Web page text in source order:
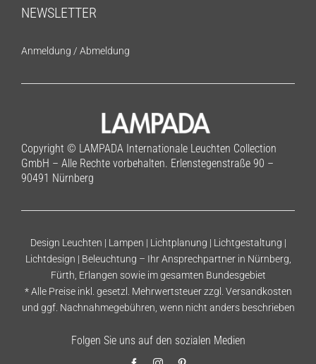
NEWSLETTER
Anmeldung / Abmeldung
Copyright © LAMPADA Internationale Leuchten Collection
GmbH – Alle Rechte vorbehalten. Erlenstegenstraße 90 –
90491 Nürnberg
Design Leuchten | Lampen | Lichtplanung | Lichtgestaltung |
Lichtdesign | Beleuchtung – Ihr Ansprechpartner in Nürnberg,
Fürth, Erlangen sowie im gesamten Bundesgebiet
* Alle Preise inkl. gesetzl. Mehrwertsteuer zzgl. Versandkosten
und ggf. Nachnahmegebühren, wenn nicht anders beschrieben
Folgen Sie uns auf den sozialen Medien